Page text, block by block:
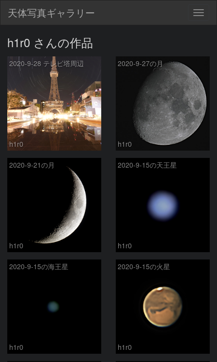
天体写真ギャラリー
h1r0 さんの作品
2020-9-28 テレビ塔周辺
h1r0
2020-9-27の月
h1r0
2020-9-21の月
h1r0
2020-9-15の天王星
h1r0
2020-9-15の海王星
h1r0
2020-9-15の火星
h1r0